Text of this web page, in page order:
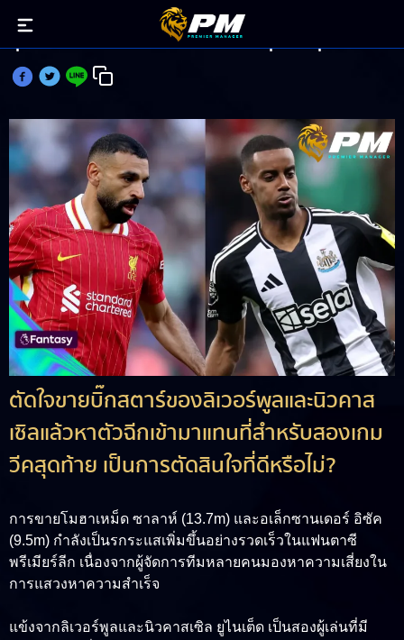
กุนซือแห่ขาย ซาลาห์-อิซัค ซื้อตัวฉีกลุ้นโค้งสุดท้ายFPL
ตัดใจขายบิ๊กสตาร์ของลิเวอร์พูลและนิวคาส
เซิลแล้วหาตัวฉีกเข้ามาแทนที่สำหรับสองเกม
วีคสุดท้าย เป็นการตัดสินใจที่ดีหรือไม่?
การขายโมฮาเหม็ด ซาลาห์ (13.7m) และอเล็กซานเดอร์ อิซัค
(9.5m) กำลังเป็นรกระแสเพิ่มขึ้นอย่างรวดเร็วในแฟนตาซี
พรีเมียร์ลีก เนื่องจากผู้จัดการทีมหลายคนมองหาความเสี่ยงใน
การแสวงหาความสำเร็จ
แข้งจากลิเวอร์พูลและนิวคาสเซิล ยูไนเต็ด เป็นสองผู้เล่นที่มี